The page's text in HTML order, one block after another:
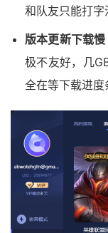
和队友只能打字
版本更新下载慢
极不友好，几
全在等下载进度